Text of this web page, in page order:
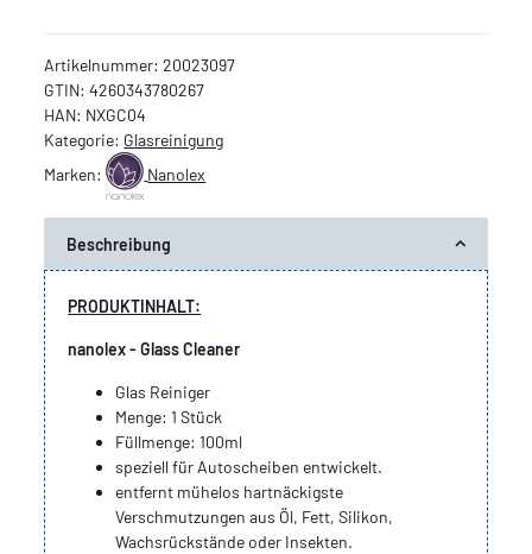
Artikelnummer:20023097
GTIN: 4260343780267
HAN: NXGC04
Kategorie: Glasreinigung
Marken:
Nanolex
Beschreibung
PRODUKTINHALT:
nanolex - Glass Cleaner
Glas Reiniger
Menge: 1 Stück
Füllmenge: 100ml
speziell für Autoscheiben entwickelt.
entfernt mühelos hartnäckigste
Verschmutzungen aus Öl, Fett, Silikon,
Wachsrückstände oder Insekten.